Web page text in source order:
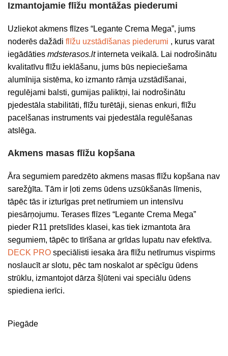
Izmantojamie flīžu montāžas piederumi
Uzliekot akmens flīzes “Legante Crema Mega”, jums
noderēs dažādi flīžu uzstādīšanas piederumi , kurus varat
iegādāties mdsterasos.ltinterneta veikalā. Lai nodrošinātu
kvalitatīvu flīžu ieklāšanu, jums būs nepieciešama
alumīnija sistēma, ko izmanto rāmja uzstādīšanai,
regulējami balsti, gumijas paliktņi, lai nodrošinātu
pjedestāla stabilitāti, flīžu turētāji, sienas enkuri, flīžu
pacelšanas instruments vai pjedestāla regulēšanas
atslēga.
Akmens masas flīžu kopšana
Āra segumiem paredzēto akmens masas flīžu kopšana nav
sarežģīta. Tām ir ļoti zems ūdens uzsūkšanās līmenis,
tāpēc tās ir izturīgas pret netīrumiem un intensīvu
piesārņojumu. Terases flīzes “Legante Crema Mega”
pieder R11 pretslīdes klasei, kas tiek izmantota āra
segumiem, tāpēc to tīrīšana ar grīdas lupatu nav efektīva.
DECK PRO speciālisti iesaka āra flīžu netīrumus vispirms
noslaucīt ar slotu, pēc tam noskalot ar spēcīgu ūdens
strūklu, izmantojot dārza šļūteni vai speciālu ūdens
spiediena ierīci.
Piegāde